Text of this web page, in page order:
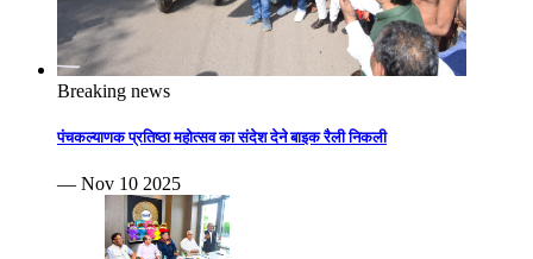
Breaking news
पंचकल्याणक प्रतिष्ठा महोत्सव का संदेश देने बाइक रैली निकली
— Nov 10 2025